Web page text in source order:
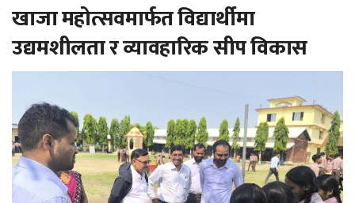
खाजा महोत्सवमार्फत विद्यार्थीमा
उद्यमशीलता र व्यावहारिक सीप विकास